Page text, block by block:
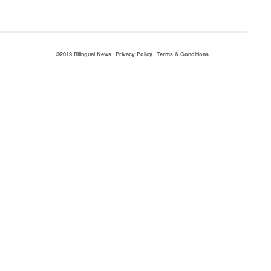
©2013 Bilingual News Privacy Policy Terms & Conditions